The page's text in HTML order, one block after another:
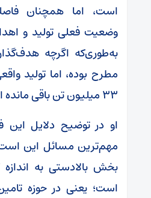
است، اما همچنان
وضعیت فعلی تولید و
۳۳ میلیون تن باقی مانده است.
او در توضیح دلایل این
مهم‌ترین مسائل این است
بخش بالادستی به
است؛ یعنی در حوزه